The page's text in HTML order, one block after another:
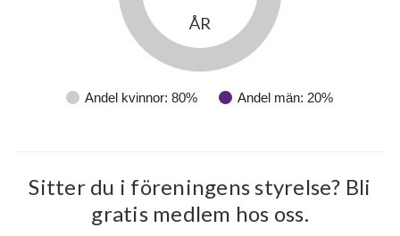
Andel kvinnor: 80% Andel män: 20%
ÅR
Sitter du i föreningens styrelse? Bli
gratis medlem hos oss.